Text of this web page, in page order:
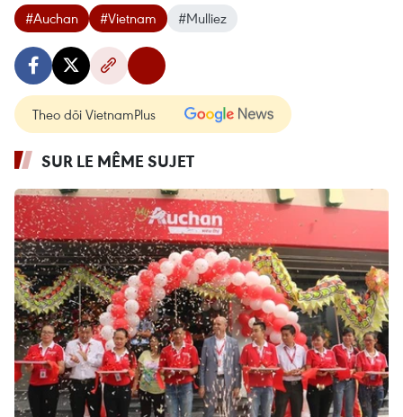
#Auchan #Vietnam #Mulliez
Theo dõi VietnamPlus
SUR LE MÊME SUJET